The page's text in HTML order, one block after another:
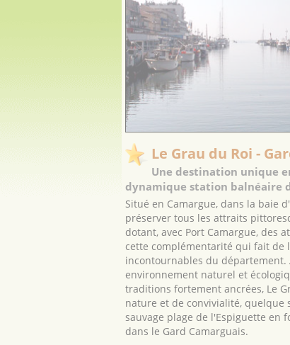
Le Grau du Roi -
Une destination unique
dynamique station balnéaire
Situé en Camargue, dans la baie
préserver tous les attraits
dotant, avec Port Camargue, des
cette complémentarité qui fait de
incontournables du département.
environnement naturel et
traditions fortement ancrées, Le
nature et de convivialité, quelque
sauvage plage de l'Espiguette en
dans le Gard Camarguais.